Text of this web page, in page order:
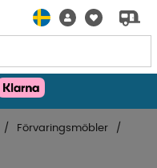
Förvaringsmöbler